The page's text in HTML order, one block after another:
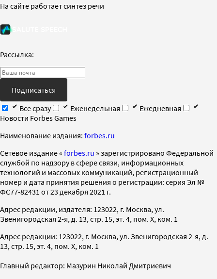
На сайте работает синтез речи
Рассылка:
Подписаться
Все сразу
Еженедельная
Ежедневная
Новости Forbes Games
Наименование издания: forbes.ru
Cетевое издание « forbes.ru » зарегистрировано Федеральной
службой по надзору в сфере связи, информационных
технологий и массовых коммуникаций, регистрационный
номер и дата принятия решения о регистрации: серия Эл №
ФС77-82431 от 23 декабря 2021 г.
Адрес редакции, издателя: 123022, г. Москва, ул.
Звенигородская 2-я, д. 13, стр. 15, эт. 4, пом. X, ком. 1
Адрес редакции: 123022, г. Москва, ул. Звенигородская 2-я, д.
13, стр. 15, эт. 4, пом. X, ком. 1
Главный редактор: Мазурин Николай Дмитриевич